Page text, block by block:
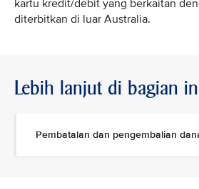
kartu kredit/debit yang berkaitan
diterbitkan di luar Australia.
Lebih lanjut di bagian
Pembatalan dan pengembalian